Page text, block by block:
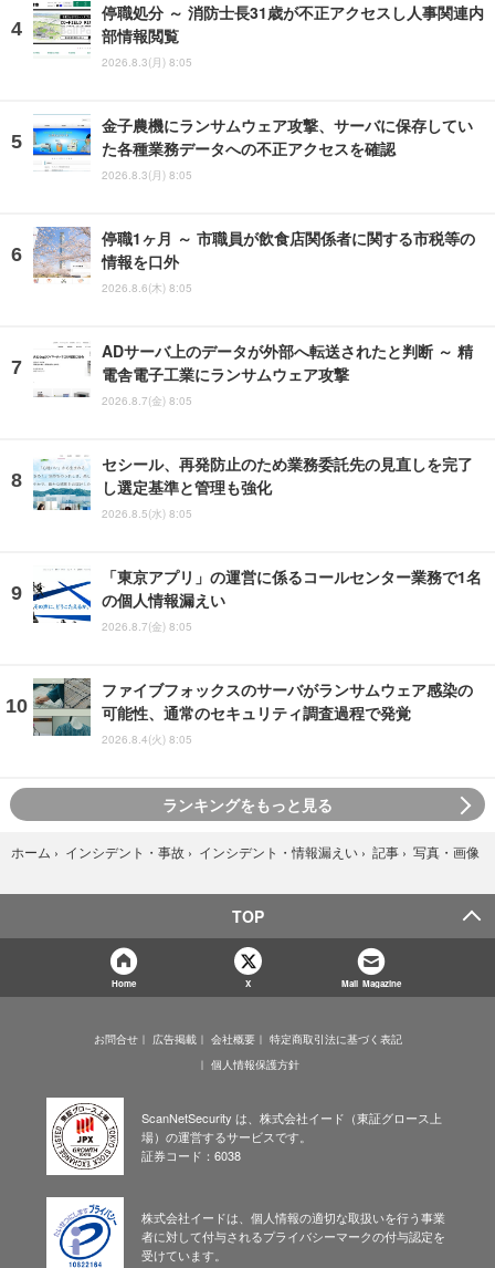
停職処分 ～ 消防士長31歳が不正アクセスし人事関連内
部情報閲覧
2026.8.3(月) 8:05
金子農機にランサムウェア攻撃、サーバに保存してい
た各種業務データへの不正アクセスを確認
2026.8.3(月) 8:05
停職1ヶ月 ～ 市職員が飲食店関係者に関する市税等の
情報を口外
2026.8.6(木) 8:05
ADサーバ上のデータが外部へ転送されたと判断 ～ 精
電舎電子工業にランサムウェア攻撃
2026.8.7(金) 8:05
セシール、再発防止のため業務委託先の見直しを完了
し選定基準と管理も強化
2026.8.5(水) 8:05
「東京アプリ」の運営に係るコールセンター業務で1名
の個人情報漏えい
2026.8.7(金) 8:05
ファイブフォックスのサーバがランサムウェア感染の
可能性、通常のセキュリティ調査過程で発覚
2026.8.4(火) 8:05
ランキングをもっと見る
ホーム › インシデント・事故 › インシデント・情報漏えい › 記事 › 写真・画像
TOP
Home X Mail Magazine
お問合せ 広告掲載 会社概要
特定商取引法に基づく表記
個人情報保護方針
ScanNetSecurity は、株式会社イード（東証グロース上
場）の運営するサービスです。
証券コード：6038
株式会社イードは、個人情報の適切な取扱いを行う事業
者に対して付与されるプライバシーマークの付与認定を
受けています。